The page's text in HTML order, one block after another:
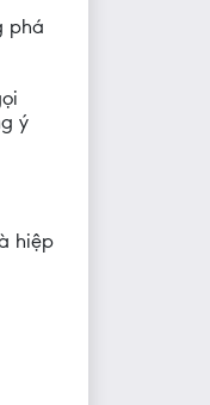
phá
ý
hiệp